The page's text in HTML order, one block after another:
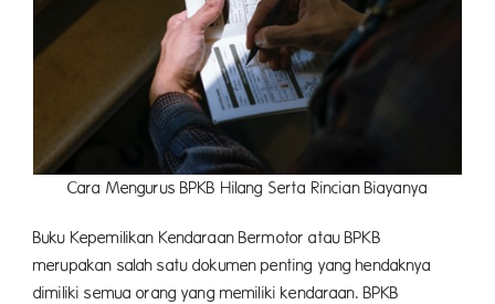
Cara Mengurus BPKB Hilang Serta Rincian Biayanya
Buku Kepemilikan Kendaraan Bermotor atau BPKB
merupakan salah satu dokumen penting yang hendaknya
dimiliki semua orang yang memiliki kendaraan. BPKB